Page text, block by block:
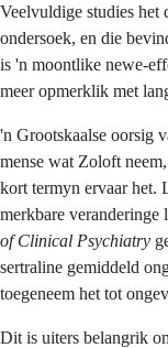
Veelvuldige studies het
ondersoek, en die
is 'n moontlike newe-
meer opmerklik met
'n Grootskaalse oorsig
mense wat Zoloft
kort termyn ervaar het.
merkbare veranderinge
of Clinical Psychiatry
sertraline gemiddeld
toegeneem het tot
Dit is uiters belangrik